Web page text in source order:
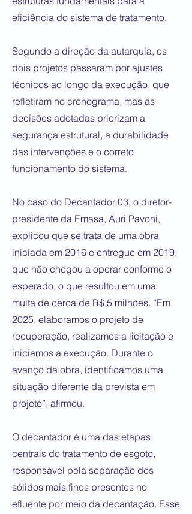
eficiência do sistema de tratamento.
Segundo a direção da autarquia, os
dois projetos passaram por ajustes
técnicos ao longo da execução, que
refletiram no cronograma, mas as
decisões adotadas priorizam a
segurança estrutural, a durabilidade
das intervenções e o correto
funcionamento do sistema.
No caso do Decantador 03, o diretor-
presidente da Emasa, Auri Pavoni,
explicou que se trata de uma obra
iniciada em 2016 e entregue em 2019,
que não chegou a operar conforme o
esperado, o que resultou em uma
multa de cerca de R$ 5 milhões. “Em
2025, elaboramos o projeto de
recuperação, realizamos a licitação e
iniciamos a execução. Durante o
avanço da obra, identificamos uma
situação diferente da prevista em
projeto”, afirmou.
O decantador é uma das etapas
centrais do tratamento de esgoto,
responsável pela separação dos
sólidos mais finos presentes no
efluente por meio da decantação. Esse